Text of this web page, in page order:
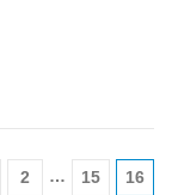
2 … 15 16